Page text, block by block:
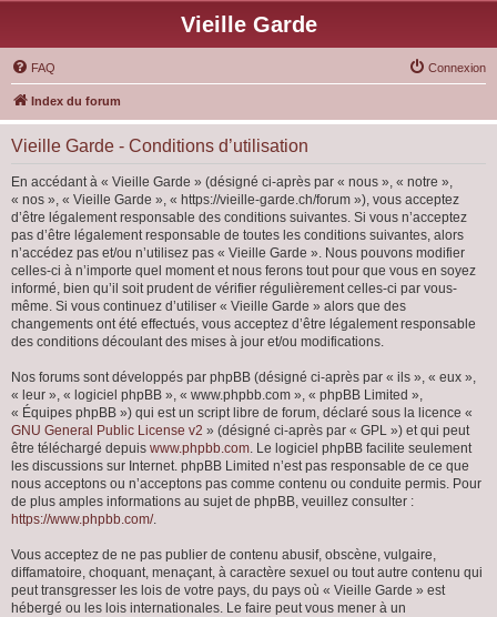
Vieille Garde
FAQ Connexion
Index du forum
Vieille Garde - Conditions d’utilisation
En accédant à « Vieille Garde » (désigné ci-après par « nous », « notre »,
« nos », « Vieille Garde », « https://vieille-garde.ch/forum »), vous acceptez
d’être légalement responsable des conditions suivantes. Si vous n’acceptez
pas d’être légalement responsable de toutes les conditions suivantes, alors
n’accédez pas et/ou n’utilisez pas « Vieille Garde ». Nous pouvons modifier
celles-ci à n’importe quel moment et nous ferons tout pour que vous en soyez
informé, bien qu’il soit prudent de vérifier régulièrement celles-ci par vous-
même. Si vous continuez d’utiliser « Vieille Garde » alors que des
changements ont été effectués, vous acceptez d’être légalement responsable
des conditions découlant des mises à jour et/ou modifications.
Nos forums sont développés par phpBB (désigné ci-après par « ils », « eux »,
« leur », « logiciel phpBB », « www.phpbb.com », « phpBB Limited »,
« Équipes phpBB ») qui est un script libre de forum, déclaré sous la licence «
GNU General Public License v2 » (désigné ci-après par « GPL ») et qui peut
être téléchargé depuis www.phpbb.com. Le logiciel phpBB facilite seulement
les discussions sur Internet. phpBB Limited n’est pas responsable de ce que
nous acceptons ou n’acceptons pas comme contenu ou conduite permis. Pour
de plus amples informations au sujet de phpBB, veuillez consulter :
https://www.phpbb.com/.
Vous acceptez de ne pas publier de contenu abusif, obscène, vulgaire,
diffamatoire, choquant, menaçant, à caractère sexuel ou tout autre contenu qui
peut transgresser les lois de votre pays, du pays où « Vieille Garde » est
hébergé ou les lois internationales. Le faire peut vous mener à un